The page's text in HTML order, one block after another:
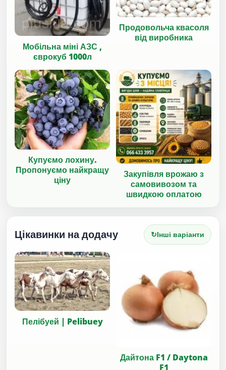
Мобільна міні АЗС ,
єврокуб 1000л
Продовольча квасоля
від виробника
Купуємо лохину.
Пропонуємо найкращу
ціну
Закупівля врожаю з
самовивозом та
швидкою оплатою
Цікавинки на додачу ↻Інші варіанти
Пелібуей | Pelibuey
Дайтона F1 / Daytona
F1